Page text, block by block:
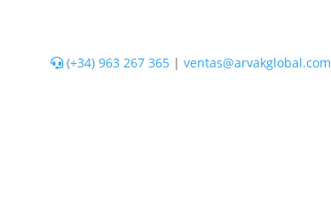
(+34) 963 267 365 | ventas@arvakglobal.com